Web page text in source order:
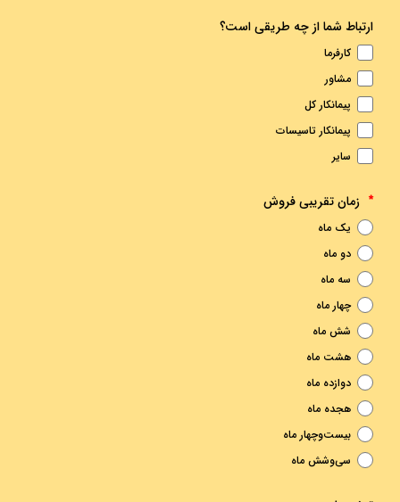
ارتباط شما از چه طریقی است؟
کارفرما
مشاور
پیمانکار کل
پیمانکار تاسیسات
سایر
* زمان تقریبی فروش
یک ماه
دو ماه
سه ماه
چهار ماه
شش ماه
هشت ماه
دوازده ماه
هجده ماه
بیست‌وچهار ماه
سی‌وشش ماه